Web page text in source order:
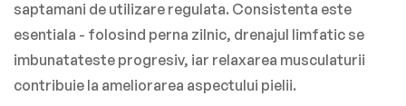
saptamani de utilizare regulata. Consistenta este
esentiala - folosind perna zilnic, drenajul limfatic se
imbunatateste progresiv, iar relaxarea musculaturii
contribuie la ameliorarea aspectului pielii.